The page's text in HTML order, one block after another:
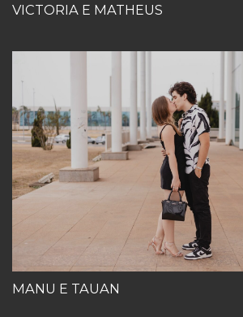
VICTORIA E MATHEUS
MANU E TAUAN